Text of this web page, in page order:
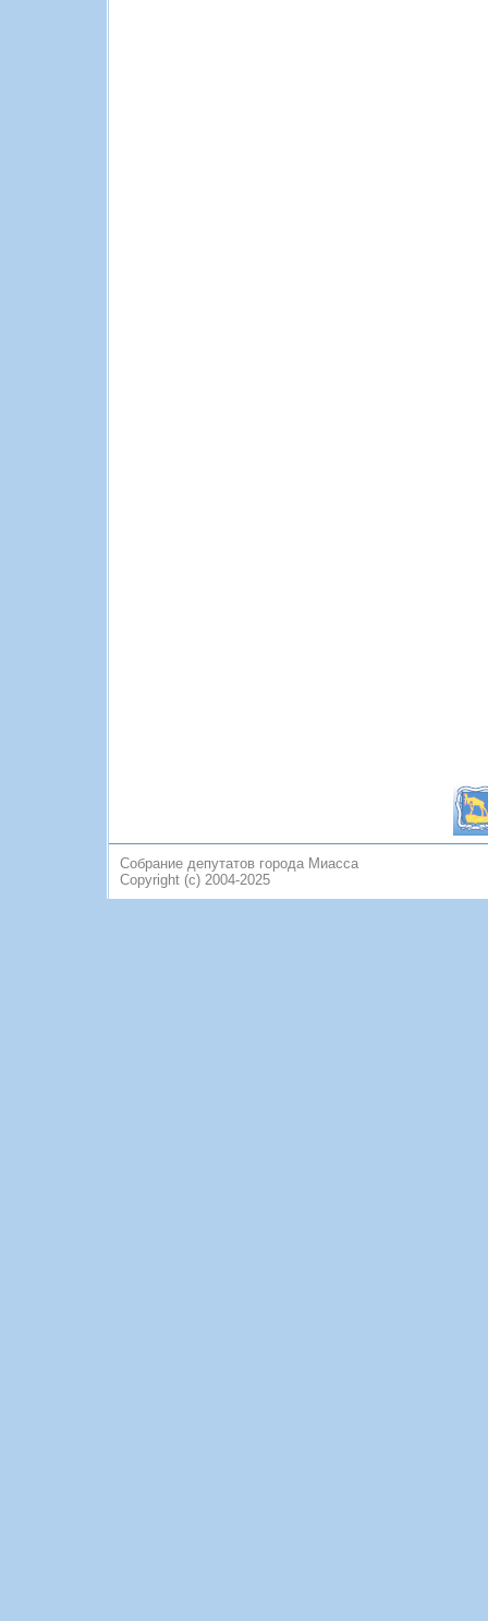
Собрание депутатов города Миасса
Copyright (c) 2004-2025